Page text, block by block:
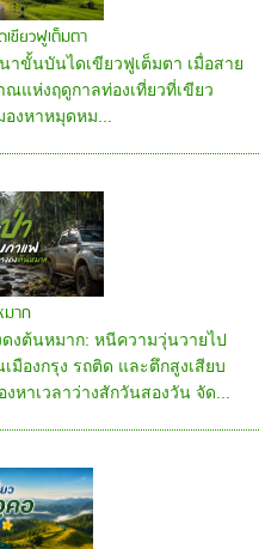
เขียวฟูเต็มตา
ขั้นบันไดเขียวฟูเต็มตา เมื่อสาย
แห่งฤดูกาลท่องเที่ยวที่เขียว
งหาหมุดหม...
มาก
งต้นหมาก: หนีความวุ่นวายไป
มืองกรุง รถติด และตึกสูงเสียบ
หาเวลาว่างสักวันสองวัน จัด...